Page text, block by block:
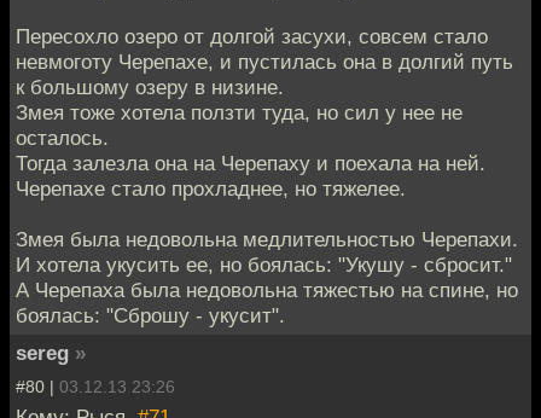
Пересохло озеро от долгой засухи, совсем стало
невмоготу Черепахе, и пустилась она в долгий путь
к большому озеру в низине.
Змея тоже хотела ползти туда, но сил у нее не
осталось.
Тогда залезла она на Черепаху и поехала на ней.
Черепахе стало прохладнее, но тяжелее.
Змея была недовольна медлительностью Черепахи.
И хотела укусить ее, но боялась: "Укушу - сбросит."
А Черепаха была недовольна тяжестью на спине, но
боялась: "Сброшу - укусит".
sereg »
#80 | 03.12.13 23:26